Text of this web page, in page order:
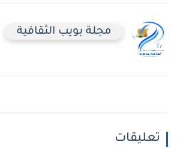
مجلة بويب الثقافية
تعليقات